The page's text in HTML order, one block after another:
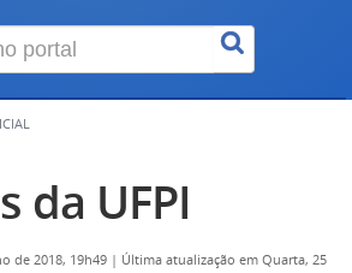
da UFPI
de 2018, 19h49 | Última atualização em Quarta, 25